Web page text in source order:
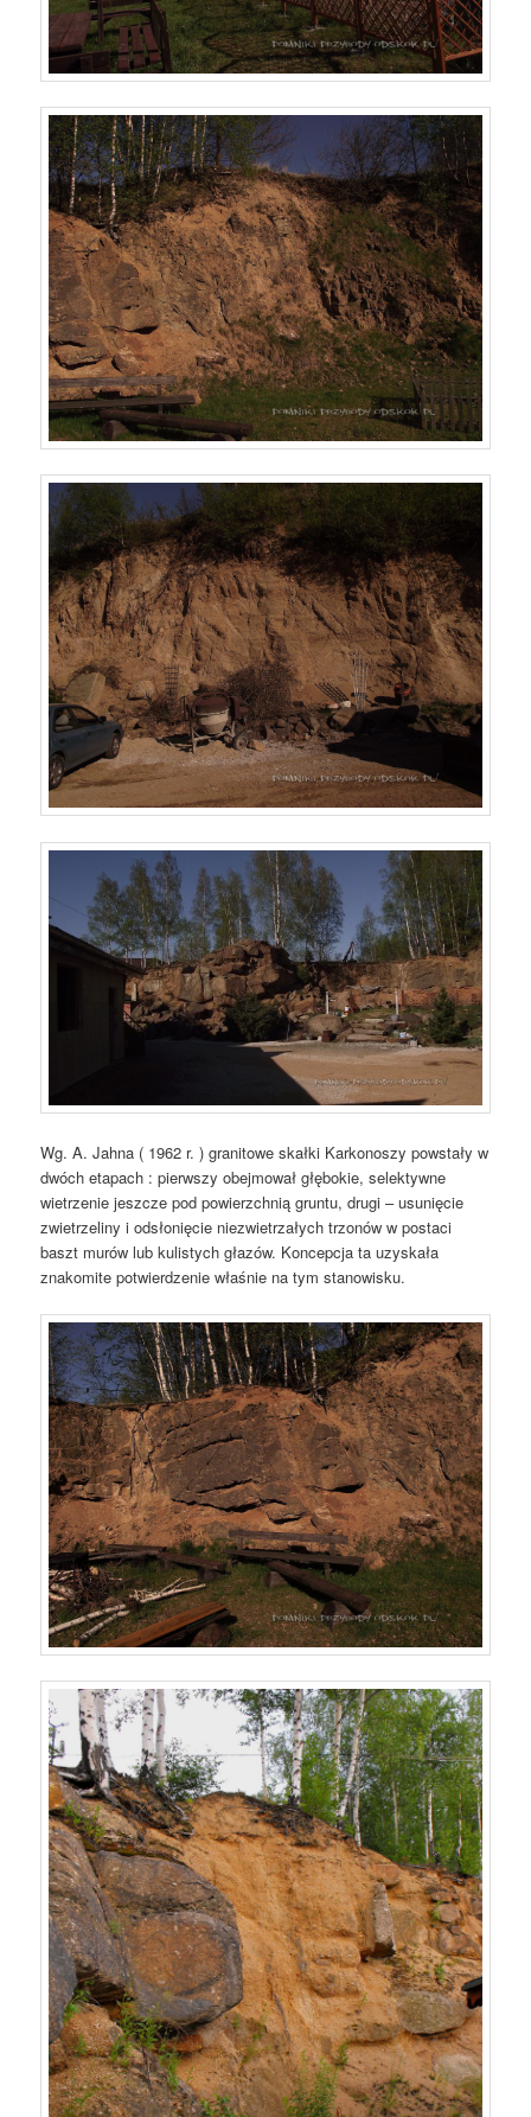
Wg. A. Jahna ( 1962 r. ) granitowe skałki Karkonoszy powstały w
dwóch etapach : pierwszy obejmował głębokie, selektywne
wietrzenie jeszcze pod powierzchnią gruntu, drugi – usunięcie
zwietrzeliny i odsłonięcie niezwietrzałych trzonów w postaci
baszt murów lub kulistych głazów. Koncepcja ta uzyskała
znakomite potwierdzenie właśnie na tym stanowisku.